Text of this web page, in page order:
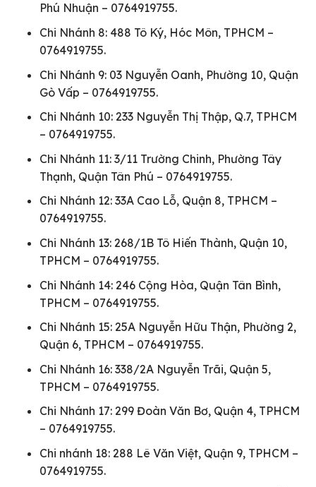
Phú Nhuận – 0764919755.
Chi Nhánh 8: 488 Tô Ký, Hóc Môn, TPHCM –
0764919755.
Chi Nhánh 9: 03 Nguyễn Oanh, Phường 10, Quận
Gò Vấp – 0764919755.
Chi Nhánh 10: 233 Nguyễn Thị Thập, Q.7, TPHCM
– 0764919755.
Chi Nhánh 11: 3/11 Trường Chinh, Phường Tây
Thạnh, Quận Tân Phú – 0764919755.
Chi Nhánh 12: 33A Cao Lỗ, Quận 8, TPHCM –
0764919755.
Chi Nhánh 13: 268/1B Tô Hiến Thành, Quận 10,
TPHCM – 0764919755.
Chi Nhánh 14: 246 Cộng Hòa, Quận Tân Bình,
TPHCM – 0764919755.
Chi Nhánh 15: 25A Nguyễn Hữu Thận, Phường 2,
Quận 6, TPHCM – 0764919755.
Chi Nhánh 16: 338/2A Nguyễn Trãi, Quận 5,
TPHCM – 0764919755.
Chi Nhánh 17: 299 Đoàn Văn Bơ, Quận 4, TPHCM
– 0764919755.
Chi nhánh 18: 288 Lê Văn Việt, Quận 9, TPHCM –
0764919755.